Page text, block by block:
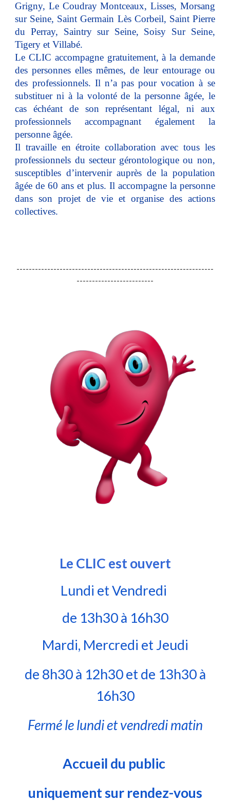
Grigny, Le Coudray Montceaux, Lisses, Morsang
sur Seine, Saint Germain Lès Corbeil, Saint Pierre
du Perray, Saintry sur Seine, Soisy Sur Seine,
Tigery et Villabé.
Le CLIC accompagne gratuitement, à la demande
des personnes elles mêmes, de leur entourage ou
des professionnels. Il n’a pas pour vocation à se
substituer ni à la volonté de la personne âgée, le
cas échéant de son représentant légal, ni aux
professionnels accompagnant également la
personne âgée.
Il travaille en étroite collaboration avec tous les
professionnels du secteur gérontologique ou non,
susceptibles d’intervenir auprès de la population
âgée de 60 ans et plus. Il accompagne la personne
dans son projet de vie et organise des actions
collectives.
----------------------------------------------------------------
-------------------------
Le CLIC est ouvert
Lundi et Vendredi
de 13h30 à 16h30
Mardi, Mercredi et Jeudi
de 8h30 à 12h30 et de 13h30 à
16h30
Fermé le lundi et vendredi matin
Accueil du public
uniquement sur rendez-vous